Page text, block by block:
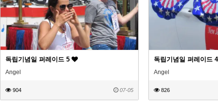
독립기념일 퍼레이드 5
Angel
904 07-05
독립기념일 퍼레이드
Angel
826